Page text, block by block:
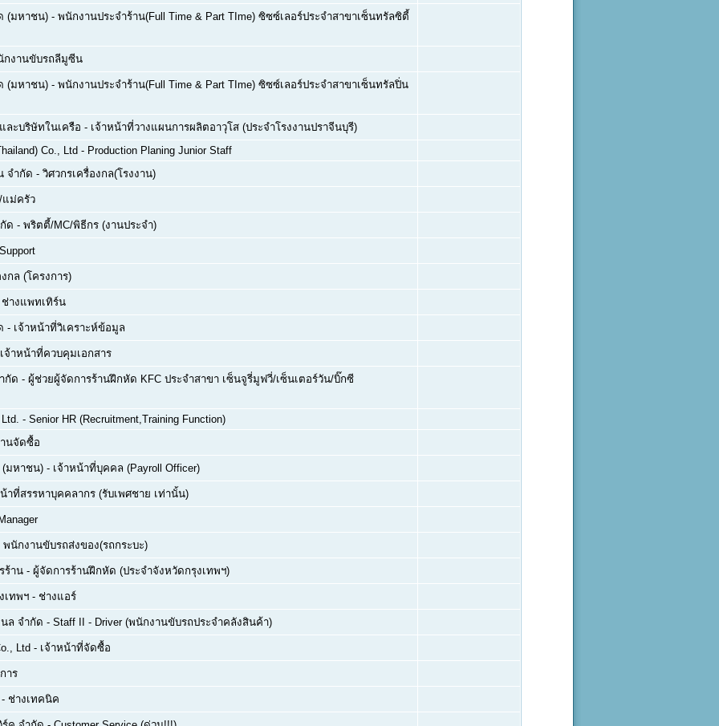
(มหาชน) - พนักงานประจำร้าน(Full Time & Part TIme) ซิซซ์เลอร์ประจำสาขาเซ็นทรัลซิตี้
กงานขับรถลีมูซีน
(มหาชน) - พนักงานประจำร้าน(Full Time & Part TIme) ซิซซ์เลอร์ประจำสาขาเซ็นทรัลปิ่น
ละบริษัทในเครือ - เจ้าหน้าที่วางแผนการผลิตอาวุโส (ประจำโรงงานปราจีนบุรี)
Co., Ltd - Production Planing Junior Staff
จำกัด - วิศวกรเครื่องกล(โรงงาน)
แม่ครัว
ด - พริตตี้/MC/พิธีกร (งานประจำ)
กล (โครงการ)
างแพทเทิร์น
- เจ้าหน้าที่วิเคราะห์ข้อมูล
เจ้าหน้าที่ควบคุมเอกสาร
กัด - ผู้ช่วยผู้จัดการร้านฝึกหัด KFC ประจำสาขา เซ็นจูรี่มูฟวี่/เซ็นเตอร์วัน/บิ๊กซี
- Senior HR (Recruitment,Training Function)
นจัดซื้อ
(มหาชน) - เจ้าหน้าที่บุคคล (Payroll Officer)
าที่สรรหาบุคคลากร (รับเพศชาย เท่านั้น)
พนักงานขับรถส่งของ(รถกระบะ)
ร้าน - ผู้จัดการร้านฝึกหัด (ประจำจังหวัดกรุงเทพฯ)
เทพฯ - ช่างแอร์
ล จำกัด - Staff II - Driver (พนักงานขับรถประจำคลังสินค้า)
Ltd - เจ้าหน้าที่จัดซื้อ
าร
ช่างเทคนิค